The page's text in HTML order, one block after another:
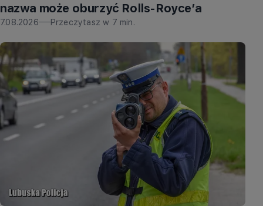
nazwa może oburzyć Rolls-Royce’a
7.08.2026 Przeczytasz w 7 min.